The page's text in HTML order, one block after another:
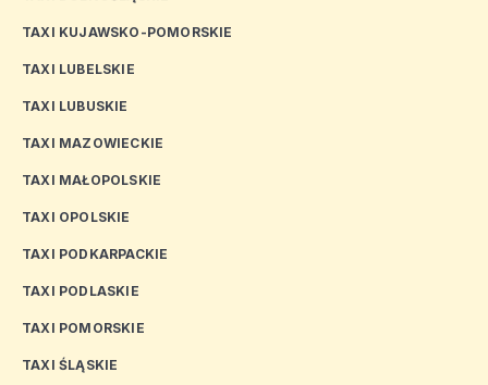
TAXI KUJAWSKO-POMORSKIE
TAXI LUBELSKIE
TAXI LUBUSKIE
TAXI MAZOWIECKIE
TAXI MAŁOPOLSKIE
TAXI OPOLSKIE
TAXI PODKARPACKIE
TAXI PODLASKIE
TAXI POMORSKIE
TAXI ŚLĄSKIE